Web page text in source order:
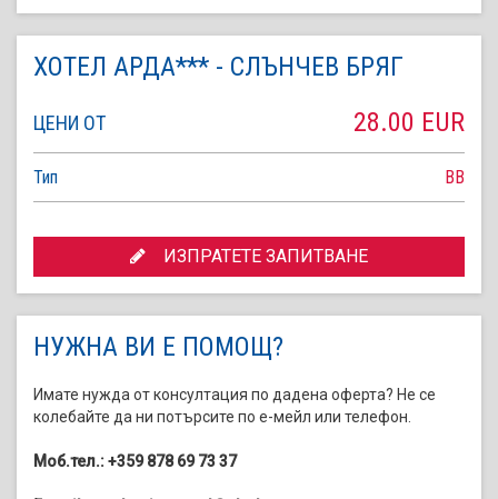
ХОТЕЛ АРДА*** - СЛЪНЧЕВ БРЯГ
ЦЕНИ ОТ 28.00 EUR
Тип BB
ИЗПРАТЕТЕ ЗАПИТВАНЕ
НУЖНА ВИ Е ПОМОЩ?
Имате нужда от консултация по дадена оферта? Не се
колебайте да ни потърсите по е-мейл или телефон.
Моб.тел.: +359 878 69 73 37